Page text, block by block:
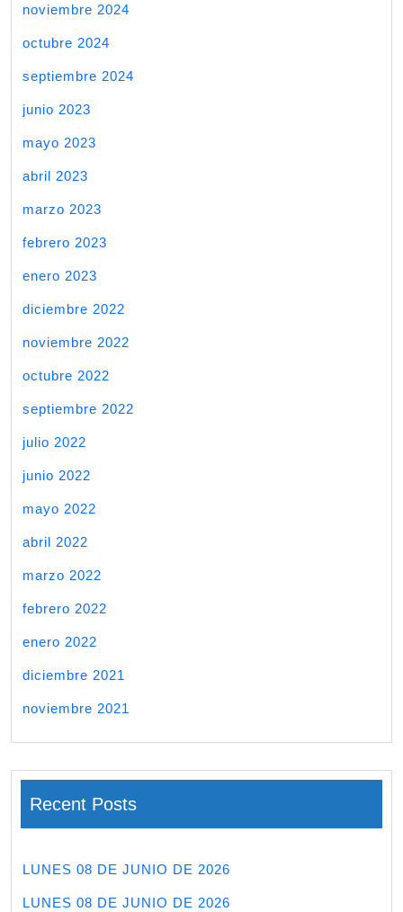
noviembre 2024
octubre 2024
septiembre 2024
junio 2023
mayo 2023
abril 2023
marzo 2023
febrero 2023
enero 2023
diciembre 2022
noviembre 2022
octubre 2022
septiembre 2022
julio 2022
junio 2022
mayo 2022
abril 2022
marzo 2022
febrero 2022
enero 2022
diciembre 2021
noviembre 2021
Recent Posts
LUNES 08 DE JUNIO DE 2026
LUNES 08 DE JUNIO DE 2026